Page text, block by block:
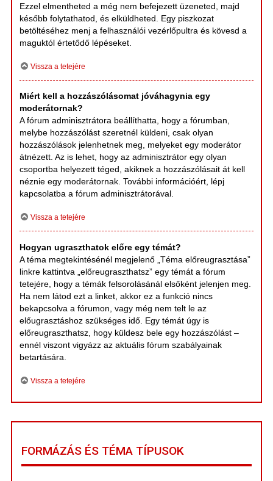
Ezzel elmentheted a még nem befejezett üzeneted, majd
később folytathatod, és elküldheted. Egy piszkozat
betöltéséhez menj a felhasználói vezérlőpultra és kövesd a
maguktól értetődő lépéseket.
Vissza a tetejére
Miért kell a hozzászólásomat jóváhagynia egy
moderátornak?
A fórum adminisztrátora beállíthatta, hogy a fórumban,
melybe hozzászólást szeretnél küldeni, csak olyan
hozzászólások jelenhetnek meg, melyeket egy moderátor
átnézett. Az is lehet, hogy az adminisztrátor egy olyan
csoportba helyezett téged, akiknek a hozzászólásait át kell
néznie egy moderátornak. További információért, lépj
kapcsolatba a fórum adminisztrátorával.
Vissza a tetejére
Hogyan ugraszthatok előre egy témát?
A téma megtekintésénél megjelenő „Téma előreugrasztása”
linkre kattintva „előreugraszthatsz” egy témát a fórum
tetejére, hogy a témák felsorolásánál elsőként jelenjen meg.
Ha nem látod ezt a linket, akkor ez a funkció nincs
bekapcsolva a fórumon, vagy még nem telt le az
előugrasztáshoz szükséges idő. Egy témát úgy is
előreugraszthatsz, hogy küldesz bele egy hozzászólást –
ennél viszont vigyázz az aktuális fórum szabályainak
betartására.
Vissza a tetejére
FORMÁZÁS ÉS TÉMA TÍPUSOK